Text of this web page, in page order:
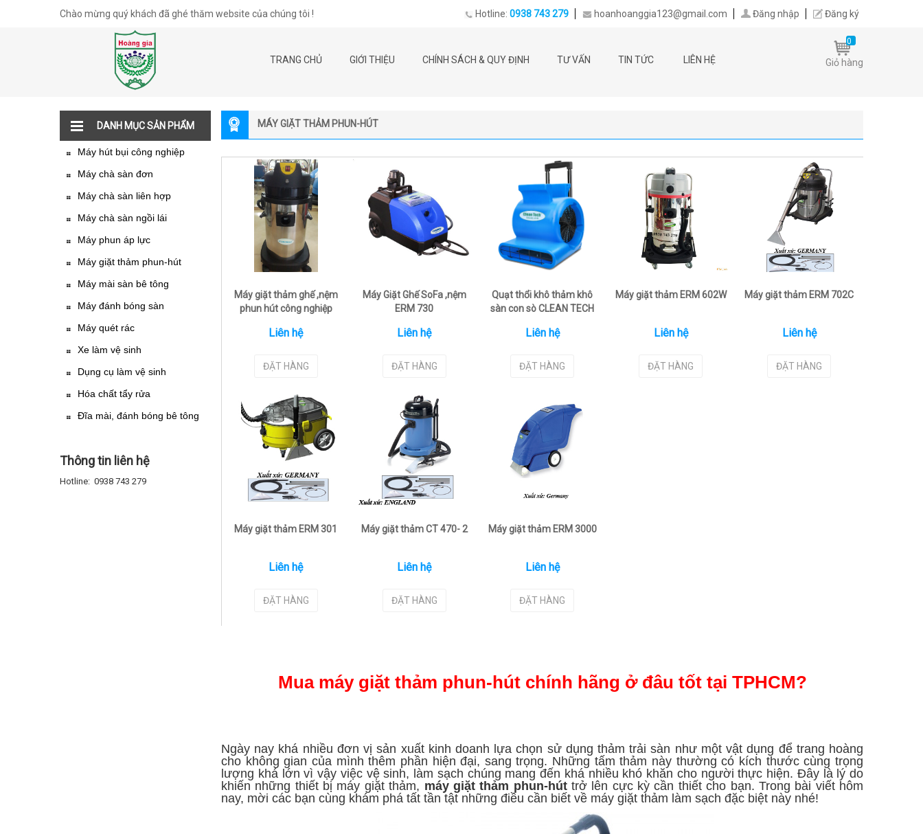
Chào mừng quý khách đã ghé thăm website của chúng tôi ! Hotline: 0938 743 279 hoanhoanggia123@gmail.com Đăng nhập Đăng ký
TRANG CHỦ GIỚI THIỆU CHÍNH SÁCH & QUY ĐỊNH TƯ VẤN TIN TỨC LIÊN HỆ
0
Giỏ hàng
DANH MỤC SẢN PHẨM
Máy hút bụi công nghiệp
Máy chà sàn đơn
Máy chà sàn liên hợp
Máy chà sàn ngồi lái
Máy phun áp lực
Máy giặt thảm phun-hút
Máy mài sàn bê tông
Máy đánh bóng sàn
Máy quét rác
Xe làm vệ sinh
Dụng cụ làm vệ sinh
Hóa chất tẩy rửa
Đĩa mài, đánh bóng bê tông
Thông tin liên hệ
Hotline: 0938 743 279
MÁY GIẶT THẢM PHUN-HÚT
Máy giặt thảm ghế ,nệm
phun hút công nghiệp
Liên hệ
ĐẶT HÀNG
Máy Giặt Ghế SoFa ,nệm
ERM 730
Liên hệ
ĐẶT HÀNG
Quạt thổi khô thảm khô
sàn con sò CLEAN TECH
Liên hệ
ĐẶT HÀNG
Máy giặt thảm ERM 602W
Liên hệ
ĐẶT HÀNG
Máy giặt thảm ERM 702C
Liên hệ
ĐẶT HÀNG
Máy giặt thảm ERM 301
Liên hệ
ĐẶT HÀNG
Máy giặt thảm CT 470- 2
Liên hệ
ĐẶT HÀNG
Máy giặt thảm ERM 3000
Liên hệ
ĐẶT HÀNG
Mua máy giặt thảm phun-hút chính hãng ở đâu tốt tại TPHCM?
Ngày nay khá nhiều đơn vị sản xuất kinh doanh lựa chọn sử dụng thảm trải sàn như một vật dụng để trang hoàng
cho không gian của mình thêm phần hiện đại, sang trọng. Những tấm thảm này thường có kích thước cùng trọng
lượng khá lớn vì vậy việc vệ sinh, làm sạch chúng mang đến khá nhiều khó khăn cho người thực hiện. Đây là lý do
khiến những thiết bị máy giặt thảm, máy giặt thảm phun-húttrở lên cực kỳ cần thiết cho bạn. Trong bài viết hôm
nay, mời các bạn cùng khám phá tất tần tật những điều cần biết về máy giặt thảm làm sạch đặc biệt này nhé!